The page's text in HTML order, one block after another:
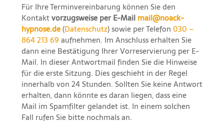
Für Ihre Terminvereinbarung können Sie den
Kontaktvorzugsweise per E-Mail mail@noack-
hypnose.de(Datenschutz) sowie per Telefon 030 –
864 213 69 aufnehmen. Im Anschluss erhalten Sie
dann eine Bestätigung Ihrer Vorreservierung per E-
Mail. In dieser Antwortmail finden Sie die Hinweise
für die erste Sitzung. Dies geschieht in der Regel
innerhalb von 24 Stunden. Sollten Sie keine Antwort
erhalten, dann könnte es daran liegen, dass eine
Mail im Spamfilter gelandet ist. In einem solchen
Fall rufen Sie bitte nochmals an.